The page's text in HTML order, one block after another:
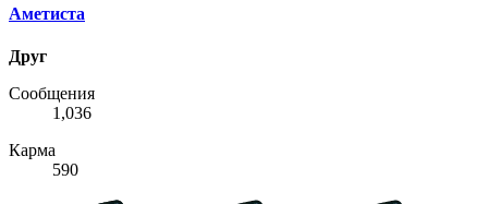
Аметиста
Друг
Сообщения
1,036
Карма
590